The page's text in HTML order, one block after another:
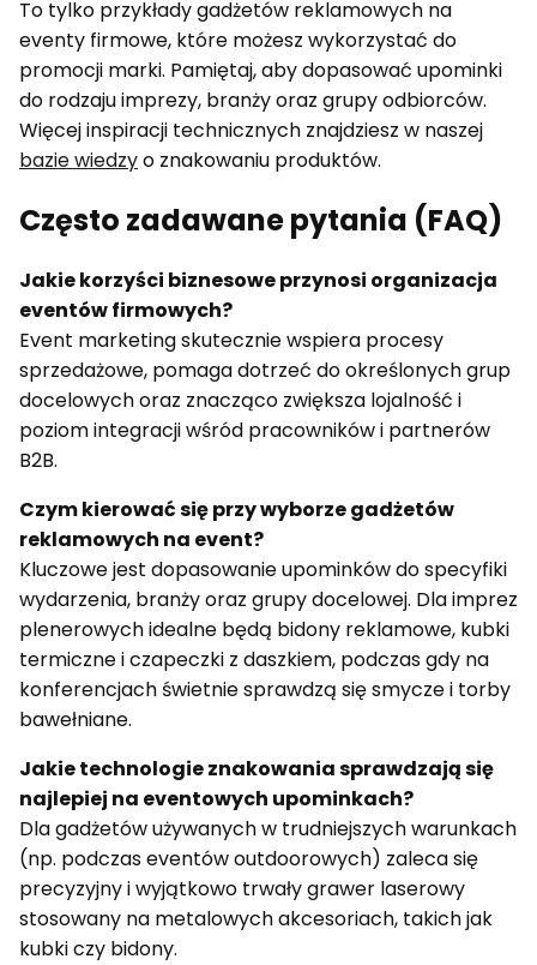
To tylko przykłady gadżetów reklamowych na
eventy firmowe, które możesz wykorzystać do
promocji marki. Pamiętaj, aby dopasować upominki
do rodzaju imprezy, branży oraz grupy odbiorców.
Więcej inspiracji technicznych znajdziesz w naszej
bazie wiedzyo znakowaniu produktów.
Często zadawane pytania (FAQ)
Jakie korzyści biznesowe przynosi organizacja
eventów firmowych?
Event marketing skutecznie wspiera procesy
sprzedażowe, pomaga dotrzeć do określonych grup
docelowych oraz znacząco zwiększa lojalność i
poziom integracji wśród pracowników i partnerów
B2B.
Czym kierować się przy wyborze gadżetów
reklamowych na event?
Kluczowe jest dopasowanie upominków do specyfiki
wydarzenia, branży oraz grupy docelowej. Dla imprez
plenerowych idealne będą bidony reklamowe, kubki
termiczne i czapeczki z daszkiem, podczas gdy na
konferencjach świetnie sprawdzą się smycze i torby
bawełniane.
Jakie technologie znakowania sprawdzają się
najlepiej na eventowych upominkach?
Dla gadżetów używanych w trudniejszych warunkach
(np. podczas eventów outdoorowych) zaleca się
precyzyjny i wyjątkowo trwały grawer laserowy
stosowany na metalowych akcesoriach, takich jak
kubki czy bidony.